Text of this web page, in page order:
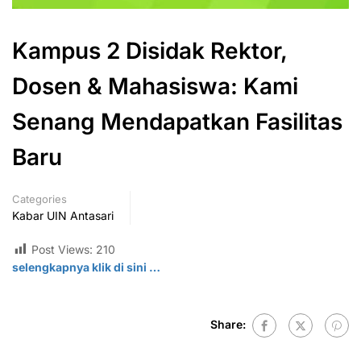
Kampus 2 Disidak Rektor,
Dosen & Mahasiswa: Kami
Senang Mendapatkan Fasilitas
Baru
Categories
Kabar UIN Antasari
Post Views: 210
selengkapnya klik di sini …
Share: